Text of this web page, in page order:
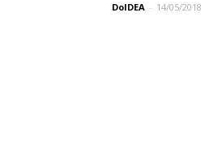
DoIDEA - 14/05/2018